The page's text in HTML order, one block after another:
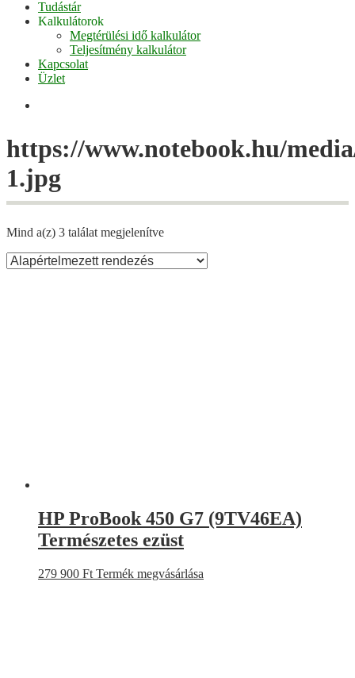
Tudástár
Kalkulátorok
Megtérülési idő kalkulátor
Teljesítmény kalkulátor
Kapcsolat
Üzlet
https://www.notebook.hu/
1.jpg
Mind a(z) 3 találat megjelenítve
HP ProBook 450 G7 (9TV46EA)
Természetes ezüst
279 900 Ft Termék megvásárlása